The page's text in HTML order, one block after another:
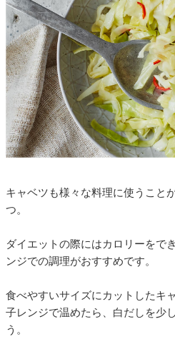
キャベツも様々な料理に使うこと
つ。
ダイエットの際にはカロリーをで
ンジでの調理がおすすめです。
食べやすいサイズにカットしたキ
子レンジで温めたら、白だしを少
う。